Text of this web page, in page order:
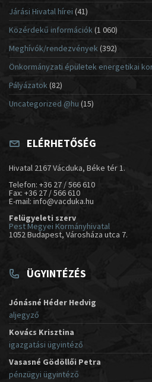
Járási Hivatal hírei (41)
Közérdekű információk(1 060)
Meghívók/rendezvények (392)
Önkormányzati épületek energetikai
Pályázatok (82)
Uncategorized @hu (15)
ELÉRHETŐSÉG
Hivatal 2167 Vácduka, Béke tér 1.
Telefon: +36 27 / 566 610
Fax: +36 27 / 566 610
E-mail: info@vacduka.hu
Felügyeleti szerv
Pest Megyei Kormányhivatal
1052 Budapest, Városháza utca 7.
ÜGYINTÉZÉS
Jónásné Héder Hedvig
aljegyző
Kovács Krisztina
igazgatási ügyintéző
Vasasné Gödöllői Petra
pénzügyi ügyintéző